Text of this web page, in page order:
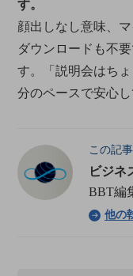
す。
顔出しなし意味、
ダウンロードも不
す。「説明会はち
分のペースで安心
この記
ビジネ
BBT編
他の